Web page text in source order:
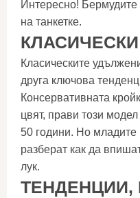
Интересно! Бермудите
на танкетке.
КЛАСИЧЕСКИ
Класическите
друга ключова
Консервативната
цвят, прави този
50 години. Но
разберат как да
лук.
ТЕНДЕНЦИИ,